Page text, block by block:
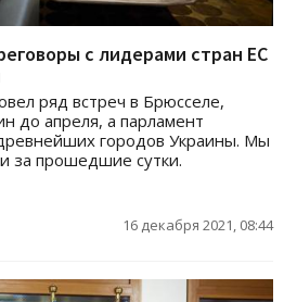
с лидерами стран ЕС
ряд встреч в Брюсселе,
до апреля, а парламент
городов Украины. Мы
за прошедшие сутки.
16 декабря 2021, 08:44